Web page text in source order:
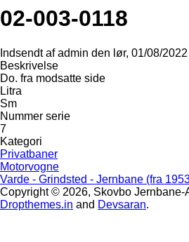
02-003-0118
Indsendt afadmin den lør, 01/08/
Beskrivelse
Do. fra modsatte side
Litra
Sm
Nummer serie
7
Kategori
Privatbaner
Motorvogne
Varde - Grindsted - Jernbane (fra
Copyright © 2026, Skovbo Jernbane-
Dropthemes.in and Devsaran.